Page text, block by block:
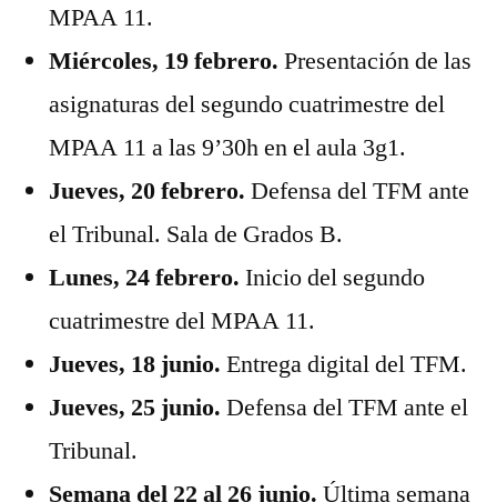
MPAA 11.
Miércoles, 19 febrero. Presentación de las
asignaturas del segundo cuatrimestre del
MPAA 11 a las 9’30h en el aula 3g1.
Jueves, 20 febrero. Defensa del TFM ante
el Tribunal. Sala de Grados B.
Lunes, 24 febrero. Inicio del segundo
cuatrimestre del MPAA 11.
Jueves, 18 junio. Entrega digital del TFM.
Jueves, 25 junio. Defensa del TFM ante el
Tribunal.
Semana del 22 al 26 junio. Última semana